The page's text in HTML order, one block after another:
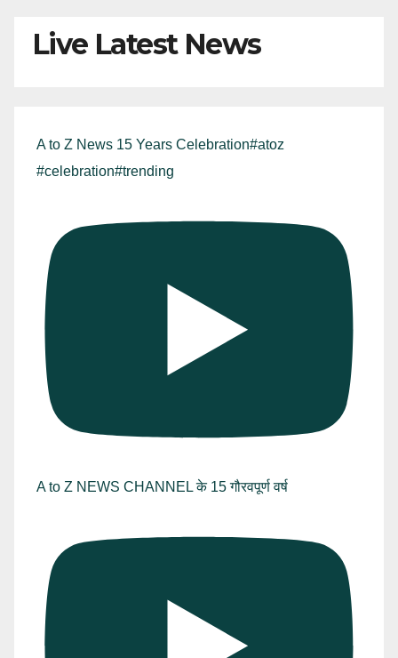
Live Latest News
A to Z News 15 Years Celebration#atoz
#celebration#trending
A to Z NEWS CHANNEL के 15 गौरवपूर्ण वर्ष